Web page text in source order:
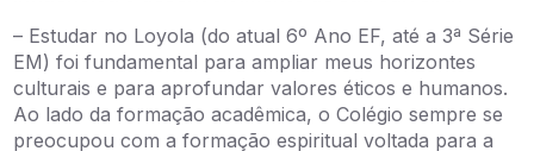
– Estudar no Loyola (do atual 6º Ano EF, até a 3ª Série
EM) foi fundamental para ampliar meus horizontes
culturais e para aprofundar valores éticos e humanos.
Ao lado da formação acadêmica, o Colégio sempre se
preocupou com a formação espiritual voltada para a